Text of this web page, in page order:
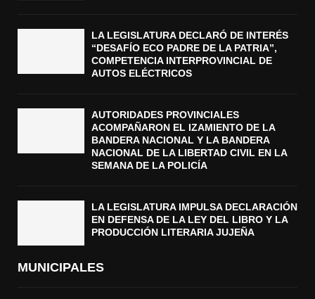
LA LEGISLATURA DECLARÓ DE INTERÉS
“DESAFÍO ECO PADRE DE LA PATRIA”,
COMPETENCIA INTERPROVINCIAL DE
AUTOS ELÉCTRICOS
AUTORIDADES PROVINCIALES
ACOMPAÑARON EL IZAMIENTO DE LA
BANDERA NACIONAL Y LA BANDERA
NACIONAL DE LA LIBERTAD CIVIL EN LA
SEMANA DE LA POLICÍA
LA LEGISLATURA IMPULSA DECLARACIÓN
EN DEFENSA DE LA LEY DEL LIBRO Y LA
PRODUCCIÓN LITERARIA JUJEÑA
MUNICIPALES